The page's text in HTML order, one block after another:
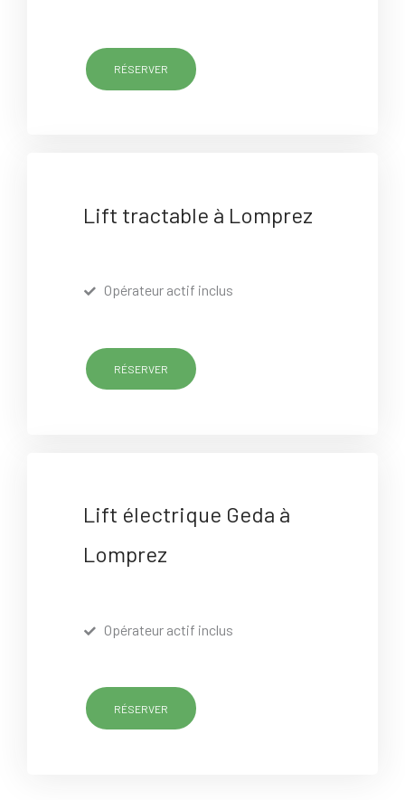
RÉSERVER
Lift tractable à Lomprez
Opérateur actif inclus
RÉSERVER
Lift électrique Geda à
Lomprez
Opérateur actif inclus
RÉSERVER